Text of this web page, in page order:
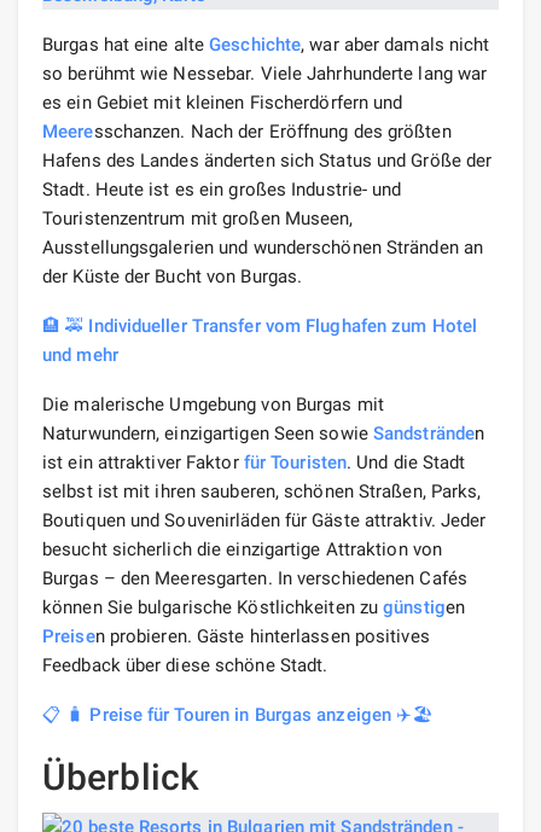
Burgas hat eine alteGeschichte, war aber damals nicht
so berühmt wie Nessebar. Viele Jahrhunderte lang war
es ein Gebiet mit kleinen Fischerdörfern und
Meeresschanzen. Nach der Eröffnung des größten
Hafens des Landes änderten sich Status und Größe der
Stadt. Heute ist es ein großes Industrie- und
Touristenzentrum mit großen Museen,
Ausstellungsgalerien und wunderschönen Stränden an
der Küste der Bucht von Burgas.
🏨 🚕 Individueller Transfer vom Flughafen zum Hotel
und mehr
Die malerische Umgebung von Burgas mit
Naturwundern, einzigartigen Seen sowie Sandstränden
ist ein attraktiver Faktor für Touristen. Und die Stadt
selbst ist mit ihren sauberen, schönen Straßen, Parks,
Boutiquen und Souvenirläden für Gäste attraktiv. Jeder
besucht sicherlich die einzigartige Attraktion von
Burgas – den Meeresgarten. In verschiedenen Cafés
können Sie bulgarische Köstlichkeiten zugünstigen
Preisen probieren. Gäste hinterlassen positives
Feedback über diese schöne Stadt.
📋 🧳 Preise für Touren in Burgas anzeigen ✈️🏖️
Überblick